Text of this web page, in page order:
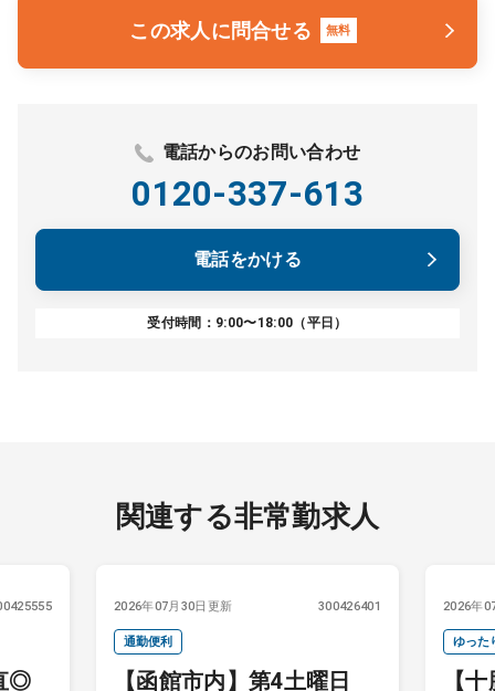
この求人に問合せる 無料
電話からのお問い合わせ
0120-337-613
電話をかける
受付時間：9:00〜18:00（平日）
関連する非常勤求人
◎
2026年07月30日更新 300426401
通勤便利
【函館市内】第4土曜日
2026年
ゆった
時間調
【